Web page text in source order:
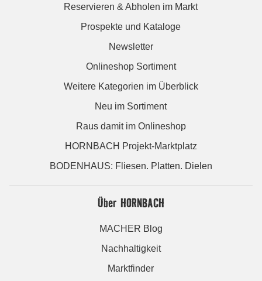
Reservieren & Abholen im Markt
Prospekte und Kataloge
Newsletter
Onlineshop Sortiment
Weitere Kategorien im Überblick
Neu im Sortiment
Raus damit im Onlineshop
HORNBACH Projekt-Marktplatz
BODENHAUS: Fliesen. Platten. Dielen
Über HORNBACH
MACHER Blog
Nachhaltigkeit
Marktfinder